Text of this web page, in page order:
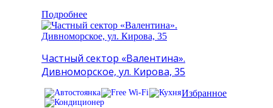
Подробнее
Частный сектор «Валентина».
Дивноморское, ул. Кирова, 35
Избранное